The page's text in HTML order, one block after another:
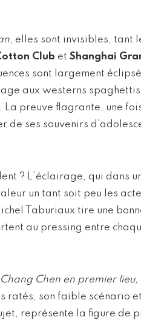
, elles sont invisibles, tant
Club et Shanghai
sont largement
aux westerns spaghettis
La preuve flagrante, une
de ses souvenirs
? L’éclairage, qui dans
un tant soit peu les
Taburiaux tire une
au pressing entre
Chang Chen en premier lieu,
ratés, son faible scénario
représente la figure de